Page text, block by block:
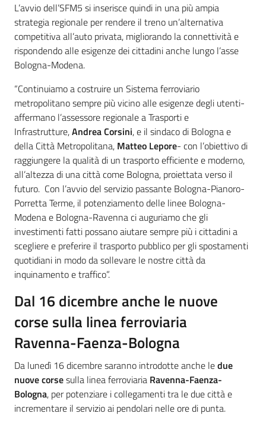
L’avvio dell’SFM5 si inserisce quindi in una più ampia
strategia regionale per rendere il treno un’alternativa
competitiva all’auto privata, migliorando la connettività e
rispondendo alle esigenze dei cittadini anche lungo l’asse
Bologna-Modena.
“Continuiamo a costruire un Sistema ferroviario
metropolitano sempre più vicino alle esigenze degli utenti-
affermano l’assessore regionale a Trasporti e
Infrastrutture,Andrea Corsini, e il sindaco di Bologna e
della Città Metropolitana, Matteo Lepore- con l’obiettivo di
raggiungere la qualità di un trasporto efficiente e moderno,
all’altezza di una città come Bologna, proiettata verso il
futuro. Con l’avvio del servizio passante Bologna-Pianoro-
Porretta Terme, il potenziamento delle linee Bologna-
Modena e Bologna-Ravenna ci auguriamo che gli
investimenti fatti possano aiutare sempre più i cittadini a
scegliere e preferire il trasporto pubblico per gli spostamenti
quotidiani in modo da sollevare le nostre città da
inquinamento e traffico”.
Dal 16 dicembre anche le nuove
corse sulla linea ferroviaria
Ravenna-Faenza-Bologna
Da lunedì 16 dicembre saranno introdotte anche ledue
nuove corsesulla linea ferroviaria Ravenna-Faenza-
Bologna, per potenziare i collegamenti tra le due città e
incrementare il servizio ai pendolari nelle ore di punta.